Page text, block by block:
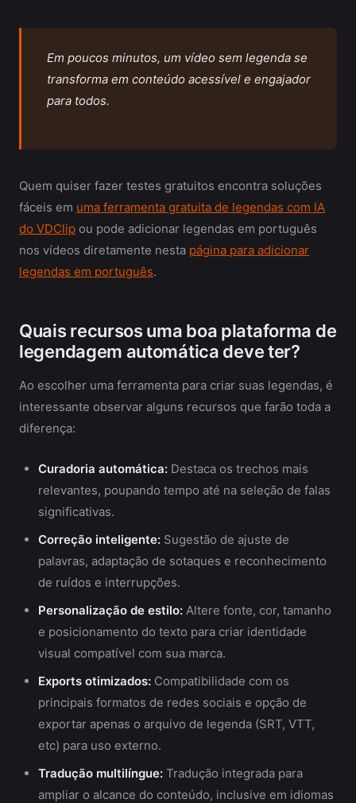
Em poucos minutos, um vídeo sem legenda se
transforma em conteúdo acessível e engajador
para todos.
Quem quiser fazer testes gratuitos encontra soluções
fáceis em uma ferramenta gratuita de legendas com IA
do VDClip ou pode adicionar legendas em português
nos vídeos diretamente nesta página para adicionar
legendas em português.
Quais recursos uma boa plataforma de
legendagem automática deve ter?
Ao escolher uma ferramenta para criar suas legendas, é
interessante observar alguns recursos que farão toda a
diferença:
Curadoria automática: Destaca os trechos mais
relevantes, poupando tempo até na seleção de falas
significativas.
Correção inteligente: Sugestão de ajuste de
palavras, adaptação de sotaques e reconhecimento
de ruídos e interrupções.
Personalização de estilo: Altere fonte, cor, tamanho
e posicionamento do texto para criar identidade
visual compatível com sua marca.
Exports otimizados: Compatibilidade com os
principais formatos de redes sociais e opção de
exportar apenas o arquivo de legenda (SRT, VTT,
etc) para uso externo.
Tradução multilíngue: Tradução integrada para
ampliar o alcance do conteúdo, inclusive em idiomas